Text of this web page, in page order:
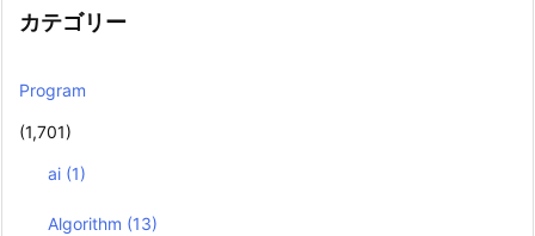
カテゴリー
Program
(1,701)
ai (1)
Algorithm (13)